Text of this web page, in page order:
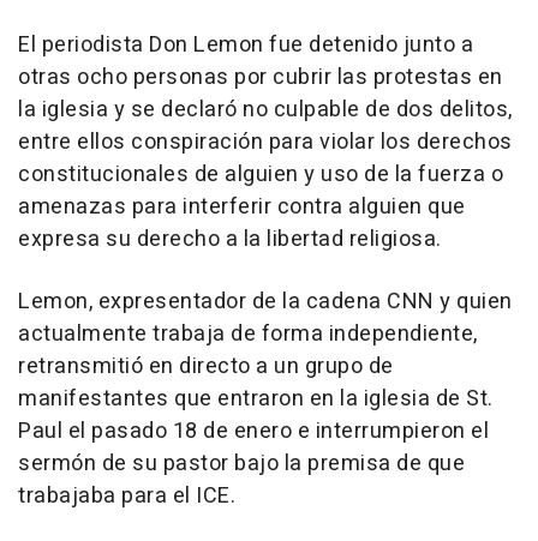
El periodista Don Lemon fue detenido junto a
otras ocho personas por cubrir las protestas en
la iglesia y se declaró no culpable de dos delitos,
entre ellos conspiración para violar los derechos
constitucionales de alguien y uso de la fuerza o
amenazas para interferir contra alguien que
expresa su derecho a la libertad religiosa.
Lemon, expresentador de la cadena CNN y quien
actualmente trabaja de forma independiente,
retransmitió en directo a un grupo de
manifestantes que entraron en la iglesia de St.
Paul el pasado 18 de enero e interrumpieron el
sermón de su pastor bajo la premisa de que
trabajaba para el ICE.